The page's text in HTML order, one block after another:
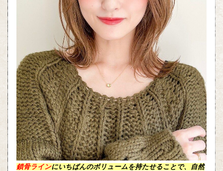
鎖骨ラインにいちばんのボリュームを持たせることで、自然